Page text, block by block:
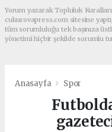
Yorum yazarak Topluluk
cukurovapress.com sitesine
tüm sorumluluğu tek başınıza
yönetimi hiçbir şekilde sorumlu
Anasayfa Spor